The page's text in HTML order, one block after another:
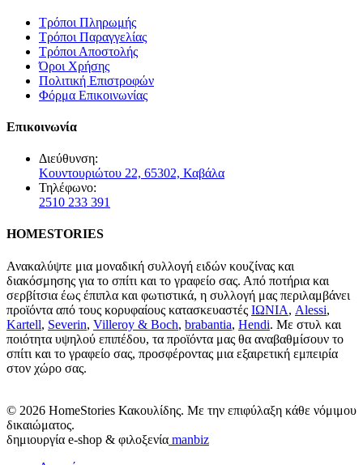
Τρόποι Πληρωμής
Τρόποι Παραγγελίας
Τρόποι Αποστολής
Όροι Χρήσης
Πολιτική Επιστροφών
Φόρμα Επικοινωνίας
Επικοινωνία
Διεύθυνση:
Κουντουριώτου 22, 65302, Καβάλα
Τηλέφωνο:
2510 233 391
HOMESTORIES
Ανακαλύψτε μια μοναδική συλλογή ειδών κουζίνας και
διακόσμησης για το σπίτι και το γραφείο σας. Από ποτήρια και
σερβίτσια έως έπιπλα και φωτιστικά, η συλλογή μας περιλαμβάνει
προϊόντα από τους κορυφαίους κατασκευαστές ΙΩΝΙΑ, Alessi,
Kartell, Severin, Villeroy & Boch, brabantia, Hendi. Με στυλ και
ποιότητα υψηλού επιπέδου, τα προϊόντα μας θα αναβαθμίσουν το
σπίτι και το γραφείο σας, προσφέροντας μια εξαιρετική εμπειρία
στον χώρο σας.
© 2026 HomeStories Κακουλίδης. Με την επιφύλαξη κάθε νόμιμου
δικαιώματος.
δημιουργία e-shop & φιλοξενία manbiz